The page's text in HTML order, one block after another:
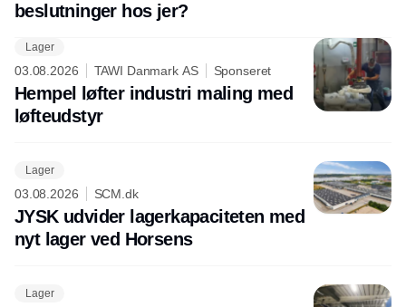
beslutninger hos jer?
Lager
03.08.2026 TAWI Danmark AS Sponseret
Hempel løfter industri maling med
løfteudstyr
Lager
03.08.2026 SCM.dk
JYSK udvider lagerkapaciteten med
nyt lager ved Horsens
Lager